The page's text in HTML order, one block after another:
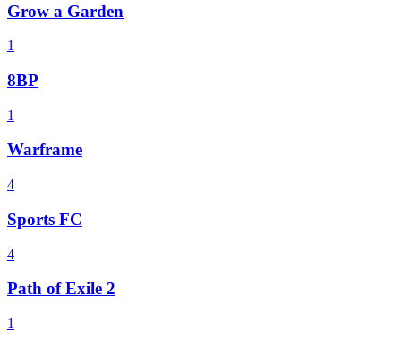
Grow a Garden
1
8BP
1
Warframe
4
Sports FC
4
Path of Exile 2
1